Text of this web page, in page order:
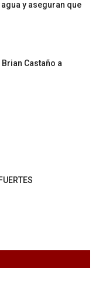
y aseguran que
Castaño a